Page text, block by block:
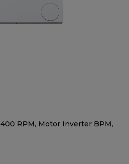
RPM, Motor Inverter BPM,